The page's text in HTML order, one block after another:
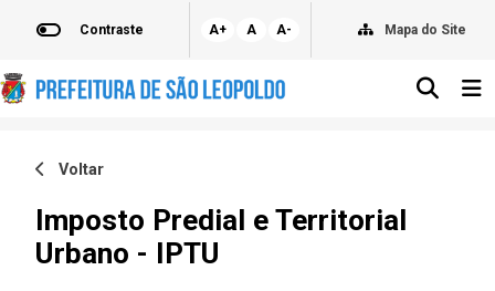
Contraste A+ A A- Mapa do Site
Voltar
Imposto Predial e Territorial
Urbano - IPTU